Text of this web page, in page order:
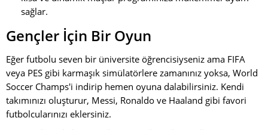
sağlar.
Gençler İçin Bir Oyun
Eğer futbolu seven bir üniversite öğrencisiyseniz ama FIFA
veya PES gibi karmaşık simülatörlere zamanınız yoksa, World
Soccer Champs'i indirip hemen oyuna dalabilirsiniz. Kendi
takımınızı oluşturur, Messi, Ronaldo ve Haaland gibi favori
futbolcularınızı eklersiniz.